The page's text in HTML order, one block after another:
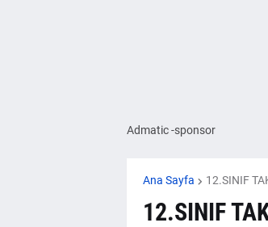
Admatic -sponsor
Ana Sayfa 12.SINIF
12.SINIF